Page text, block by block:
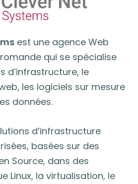
est une agence Web
qui se spécialise
d’infrastructure, le
les logiciels sur mesure
données.
d’infrastructure
basées sur des
Source, dans des
Linux, la virtualisation, le